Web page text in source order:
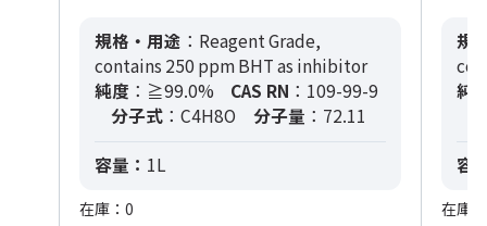
規格・用途 ：Reagent Grade,
contains 250 ppm BHT as inhibitor
純度 ：≧99.0% CAS RN ：109-99-9
分子式 ：C4H8O 分子量 ：72.11
容量： 1L
在庫：0
規
純
容
在庫